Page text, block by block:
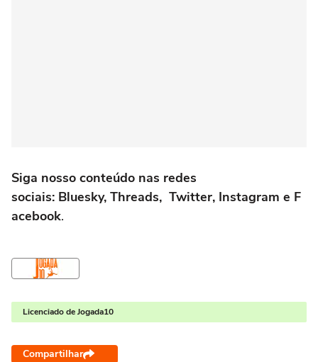
Siga nosso conteúdo nas redes
sociais: Bluesky, Threads, Twitter, Instagram e F
acebook.
Licenciado de Jogada10
Compartilhar